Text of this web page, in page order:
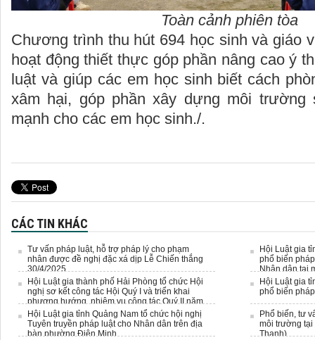
Toàn cảnh phiên tòa
Chương trình thu hút 694 học sinh và giáo
hoạt động thiết thực góp phần nâng cao ý
luật và giúp các em học sinh biết cách
xâm hại, góp phần xây dựng môi trường
mạnh cho các em học sinh./.
CÁC TIN KHÁC
Tư vấn pháp luật, hỗ trợ pháp lý cho phạm
nhân được đề nghị đặc xá dịp Lễ Chiến thắng
30/4/2025
Hội Luật gia thành phố Hải Phòng tổ chức Hội
nghị sơ kết công tác Hội Quý I và triển khai
phương hướng, nhiệm vụ công tác Quý II năm
2025
Hội Luật gia tỉnh Quảng Nam tổ chức hội nghị
Tuyên truyền pháp luật cho Nhân dân trên địa
bàn phường Điện Minh.
Hội Luật gia
phổ biến
Nhân dân tại
Hội Luật gia
phổ biến
Phổ biến, tư
môi trường tại
Thanh)